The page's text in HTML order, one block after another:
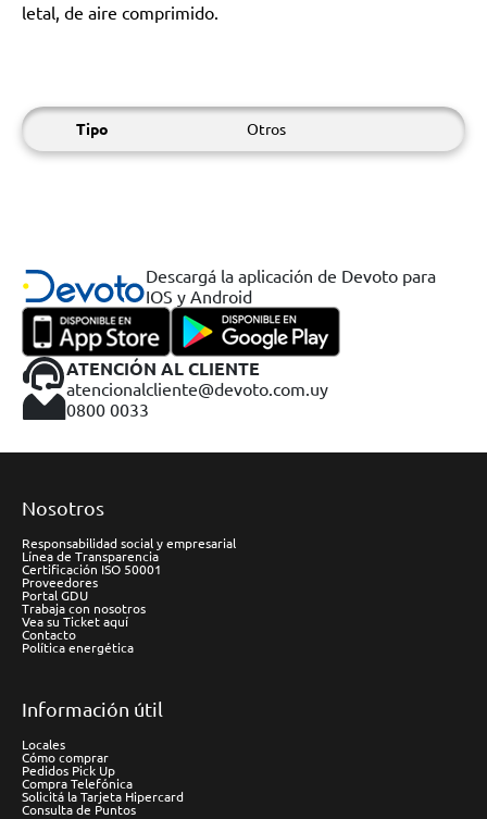
letal, de aire comprimido.
Tipo Otros
Descargá la aplicación de Devoto para
IOS y Android
ATENCIÓN AL CLIENTE
atencionalcliente@devoto.com.uy
0800 0033
Nosotros
Responsabilidad social y empresarial
Línea de Transparencia
Certificación ISO 50001
Proveedores
Portal GDU
Trabaja con nosotros
Vea su Ticket aquí
Contacto
Política energética
Información útil
Locales
Cómo comprar
Pedidos Pick Up
Compra Telefónica
Solicitá la Tarjeta Hipercard
Consulta de Puntos